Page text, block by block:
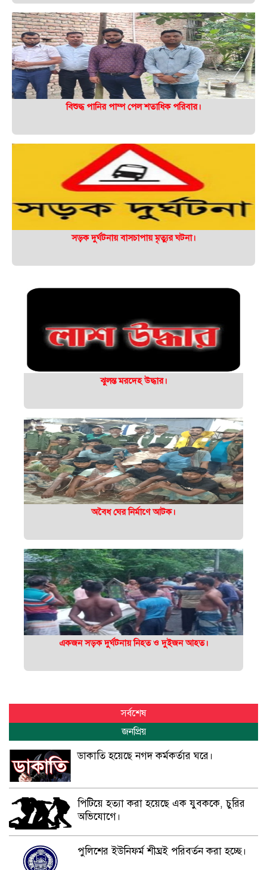
বিশুদ্ধ পানির পাম্প পেল শতাধিক পরিবার।
সড়ক দুর্ঘটনায় বাসচাপায় মৃত্যুর ঘটনা।
ঝুলন্ত মরদেহ উদ্ধার।
অবৈধ ঘের নির্মাণে আটক।
একজন সড়ক দুর্ঘটনায় নিহত ও দুইজন আহত।
সর্বশেষ
জনপ্রিয়
ডাকাতি হয়েছে নগদ কর্মকর্তার ঘরে।
পিটিয়ে হত্যা করা হয়েছে এক যুবককে, চুরির
অভিযোগে।
পুলিশের ইউনিফর্ম শীঘ্রই পরিবর্তন করা হচ্ছে।